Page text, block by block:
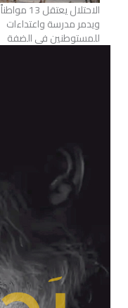
الاحتلال يعتقل 13 مواطناً
ويدمر مدرسة واعتداءات
للمستوطنين في الضفة